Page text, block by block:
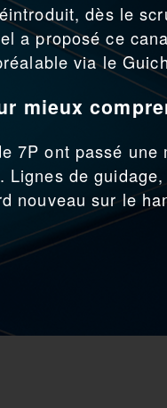
dès le
a proposé ce
via le
mieux
7P ont passé
Lignes de
nouveau sur le